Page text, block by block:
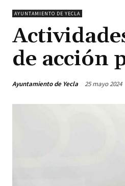
AYUNTAMIENTO DE YECLA
de acción
Ayuntamiento de Yecla 25 mayo 2024